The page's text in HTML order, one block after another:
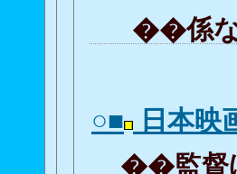
��係な
○■ 日本
��監督